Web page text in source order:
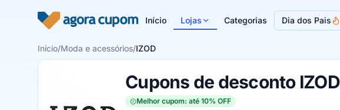
Início Lojas Categorias Dia dos Pais
Início/Moda e acessórios/IZOD
Cupons de desconto IZOD
Melhor cupom: até 10% OFF